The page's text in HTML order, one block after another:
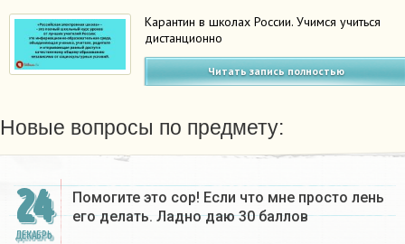
Карантин в школах России. Учимся учиться
дистанционно
Читать запись полностью
Новые вопросы по предмету:
24
ДЕКАБРЬ
Помогите это сор! Если что мне просто лень
его делать. Ладно даю 30 баллов​